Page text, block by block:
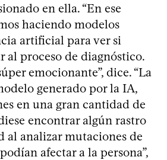
en ella. “En ese
haciendo modelos
artificial para ver si
al proceso de diagnóstico.
emocionante”, dice. “La
generado por la IA,
en una gran cantidad de
encontrar algún rastro
al analizar mutaciones de
afectar a la persona”,